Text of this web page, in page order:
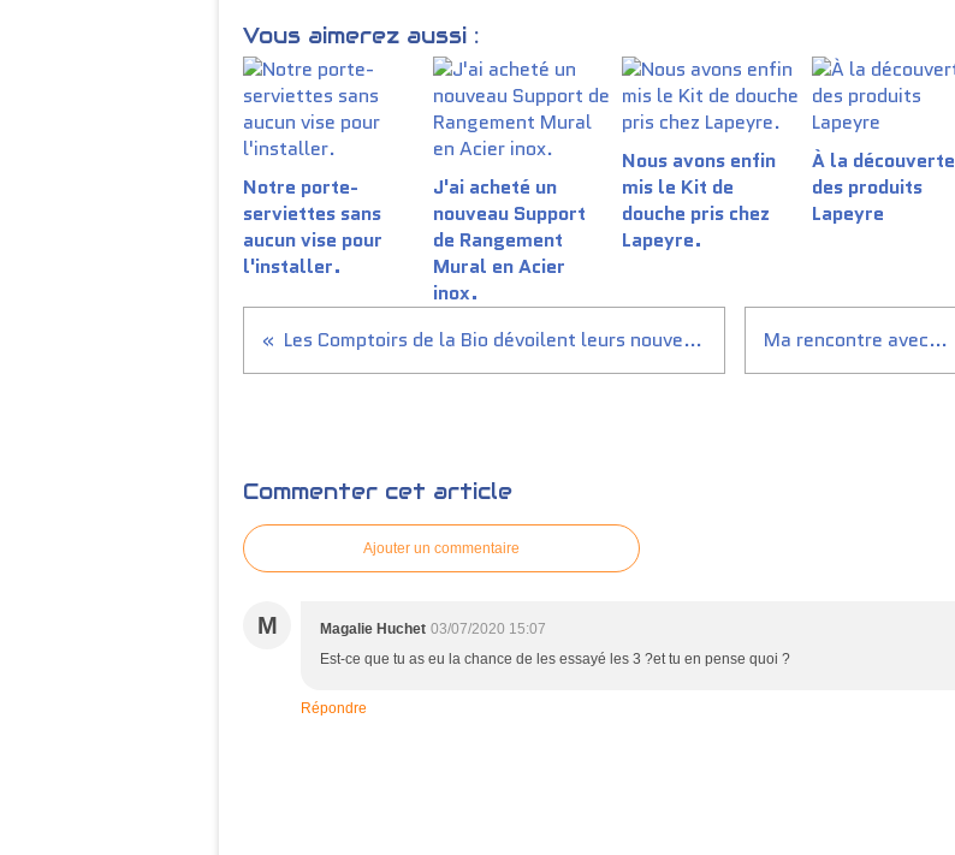
Vous aimerez aussi :
Notre porte-
serviettes sans
aucun vise pour
l'installer.
J'ai acheté un
nouveau Support
de Rangement
Mural en Acier
inox.
Nous avons enfin
mis le Kit de
douche pris chez
Lapeyre.
À la découverte
des produits
Lapeyre
Les Comptoirs de la Bio dévoilent leurs nouveautés produits Ma rencontre avec la mort
Commenter cet article
Ajouter un commentaire
M Magalie Huchet 03/07/2020 15:07
Est-ce que tu as eu la chance de les essayé les 3 ?et tu en pense quoi ?
Répondre